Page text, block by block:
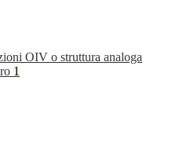
OIV o struttura analoga
1